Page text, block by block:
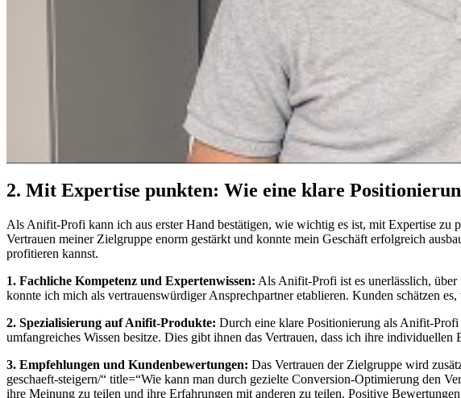
2. Mit Expertise ​punkten: Wie eine klare
Als Anifit-Profi⁢ kann‌ ich ‌aus erster Hand bestätigen, ​wie wichtig es ist, ⁤mit Expertise⁤
Vertrauen meiner Zielgruppe enorm⁤ gestärkt und konnte mein Geschäft erfolgreich
profitieren kannst.
1. ‌Fachliche‌ Kompetenz und Expertenwissen: ⁢Als‌ Anifit-Profi ist es unerlässlich,
konnte ich​ mich ⁣als vertrauenswürdiger Ansprechpartner etablieren. Kunden schätzen
2. Spezialisierung auf Anifit-Produkte: Durch eine klare Positionierung ​als Anifit-Profi
umfangreiches Wissen ⁤besitze. ​Dies gibt ihnen ‍das Vertrauen, dass ich ihre
3. Empfehlungen und ⁢Kundenbewertungen: Das ⁣Vertrauen der⁢ Zielgruppe wird
geschaeft-steigern/“ title=“Wie kann man durch gezielte Conversion-Optimierung den
ihre Meinung zu teilen und ihre Erfahrungen mit anderen zu teilen. Positive